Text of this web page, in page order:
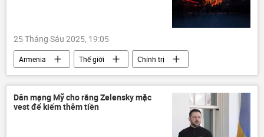
25 Tháng Sáu 2025, 19:05
Armenia Thế giới
Chính trị
luật hình sự
Dân mạng Mỹ cho rằng Zelensky mặc
vest để kiếm thêm tiền